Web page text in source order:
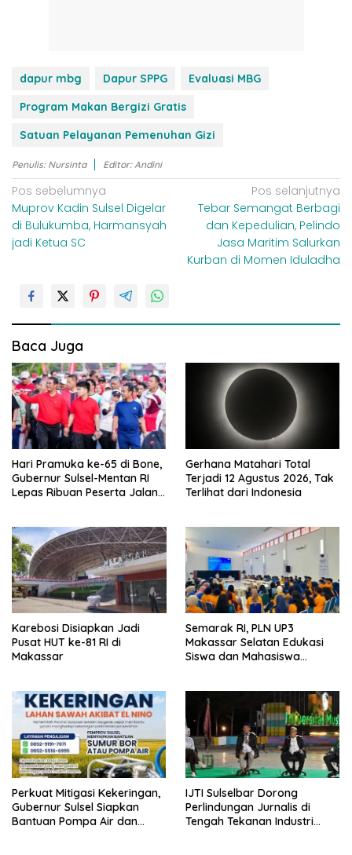
dapur mbg Dapur SPPG
Evaluasi MBG
Program Makan Bergizi Gratis
Satuan Pelayanan Pemenuhan Gizi
Penulis: Nursinta Editor: Andini
N
a
v
s
i
p
o
s
Pos sebelumnya
Muprov Kadin Sulsel Digelar
di Bulukumba, Harmansyah
jadi Ketua SC
Pos selanjutnya
Tebar Semangat Berbagi
dan Kepedulian, Pelindo
Jasa Maritim Salurkan
Kurban di Momen Iduladha
Baca Juga
Hari Pramuka ke-65 di Bone,
Gubernur Sulsel-Mentan RI
Lepas Ribuan Peserta Jalan
Gerhana Matahari Total
Terjadi 12 Agustus 2026, Tak
Terlihat dari Indonesia
Karebosi Disiapkan Jadi
Pusat HUT ke-81 RI di
Makassar
Semarak RI, PLN UP3
Makassar Selatan Edukasi
Siswa dan Mahasiswa
Perkuat Mitigasi Kekeringan,
Gubernur Sulsel Siapkan
Bantuan Pompa Air dan
IJTI Sulselbar Dorong
Perlindungan Jurnalis di
Tengah Tekanan Industri